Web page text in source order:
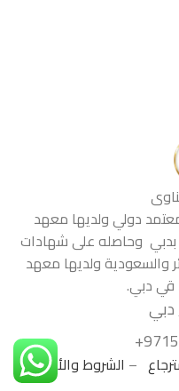
دولي ولديها معهد
وحاصله على شهادات
والسعودية ولديها معهد
قي دبي.
دبي
– الشروط والأحكام